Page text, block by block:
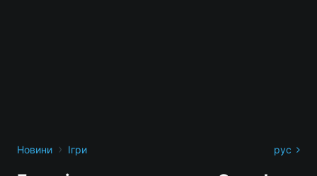
Новини › Ігри рус